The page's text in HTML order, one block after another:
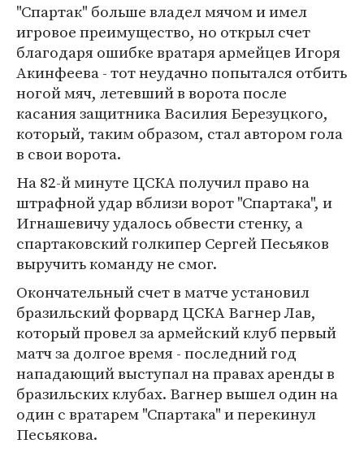
"Спартак" больше владел мячом и имел
игровое преимущество, но открыл счет
благодаря ошибке вратаря армейцев Игоря
Акинфеева - тот неудачно попытался отбить
ногой мяч, летевший в ворота после
касания защитника Василия Березуцкого,
который, таким образом, стал автором гола
в свои ворота.
На 82-й минуте ЦСКА получил право на
штрафной удар вблизи ворот "Спартака", и
Игнашевичу удалось обвести стенку, а
спартаковский голкипер Сергей Песьяков
выручить команду не смог.
Окончательный счет в матче установил
бразильский форвард ЦСКА Вагнер Лав,
который провел за армейский клуб первый
матч за долгое время - последний год
нападающий выступал на правах аренды в
бразильских клубах. Вагнер вышел один на
один с вратарем "Спартака" и перекинул
Песьякова.